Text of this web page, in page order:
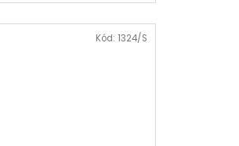
Kód: 1324/S